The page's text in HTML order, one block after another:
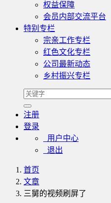
权益保障
会员内部交流平台
特别专栏
宗亲工作专栏
红色文化专栏
公司最新动态
乡村振兴专栏
注册
登录
用户中心
退出
首页
文章
三舅的视频刷屏了